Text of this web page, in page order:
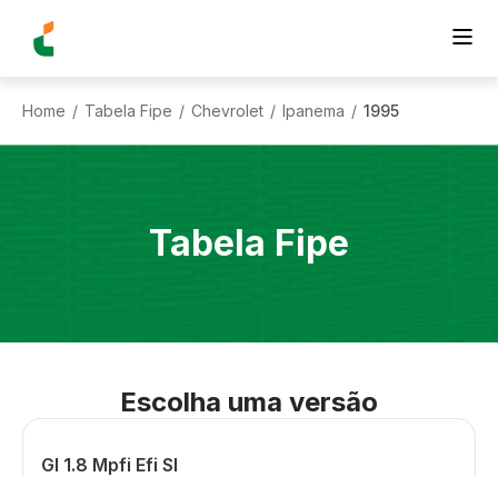
Home / Tabela Fipe / Chevrolet / Ipanema / 1995
Tabela Fipe
Escolha uma versão
Gl 1.8 Mpfi Efi Sl